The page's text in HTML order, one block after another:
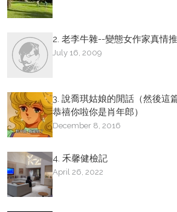
2. 老李牛雜--變態女作家真情
July 16, 2009
3. 說喬琪姑娘的閒話（然後這
恭禧你啦你是肖年郎）
December 8, 2016
4. 禾馨健檢記
April 26, 2022